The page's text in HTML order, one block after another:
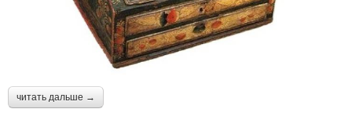
читать дальше →